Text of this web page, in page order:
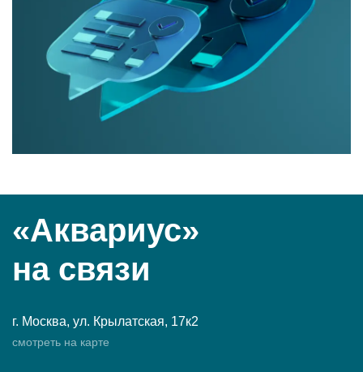
«Аквариус»
на связи
г. Москва, ул. Крылатская, 17к2
смотреть на карте